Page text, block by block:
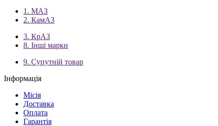
1. МАЗ
2. КамАЗ
3. КрАЗ
8. Інші марки
9. Супутній товар
Інформація
Місія
Доставка
Оплата
Гарантія